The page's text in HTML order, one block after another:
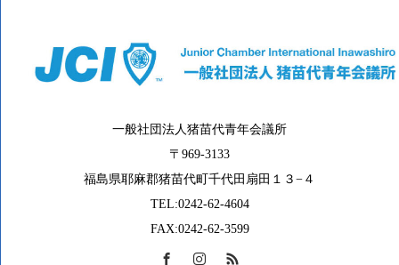
一般社団法人猪苗代青年会議所
〒969-3133
福島県耶麻郡猪苗代町千代田扇田１３−４
TEL:0242-62-4604
FAX:0242-62-3599